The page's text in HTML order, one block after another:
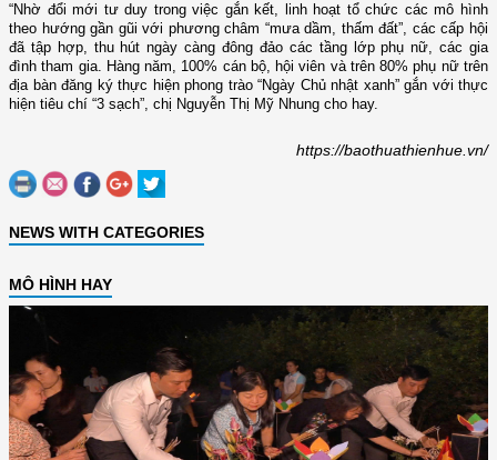
“Nhờ đổi mới tư duy trong việc gắn kết, linh hoạt tổ chức các mô hình
theo hướng gần gũi với phương châm “mưa dầm, thấm đất”, các cấp hội
đã tập hợp, thu hút ngày càng đông đảo các tầng lớp phụ nữ, các gia
đình tham gia. Hàng năm, 100% cán bộ, hội viên và trên 80% phụ nữ trên
địa bàn đăng ký thực hiện phong trào “Ngày Chủ nhật xanh” gắn với thực
hiện tiêu chí “3 sạch”, chị Nguyễn Thị Mỹ Nhung cho hay.
https://baothuathienhue.vn/
NEWS WITH CATEGORIES
MÔ HÌNH HAY